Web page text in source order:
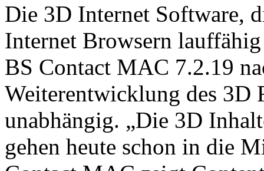
Die 3D Internet Software,
Internet Browsern
BS Contact MAC 7.2.19
Weiterentwicklung des 3D
unabhängig. „Die 3D
gehen heute schon in die